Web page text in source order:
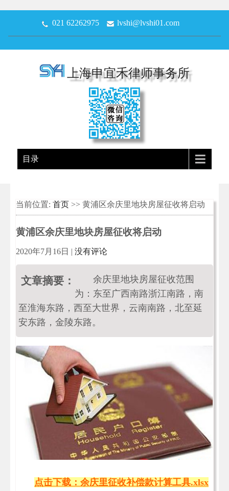
021 62262975 lvshi@lvshi01.com
上海申宜禾律师事务所
目录
当前位置: 首页 >> 黄浦区余庆里地块房屋征收将启动
黄浦区余庆里地块房屋征收将启动
2020年7月16日 | 没有评论
文章摘要：
余庆里地块房屋征收范围
为：东至广西南路浙江南路，南
至淮海东路，西至大世界，云南南路，北至延
安东路，金陵东路。
点击下载：余庆里征收补偿款计算工具.xlsx